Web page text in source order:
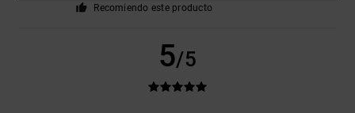
Recomiendo este producto
5/5